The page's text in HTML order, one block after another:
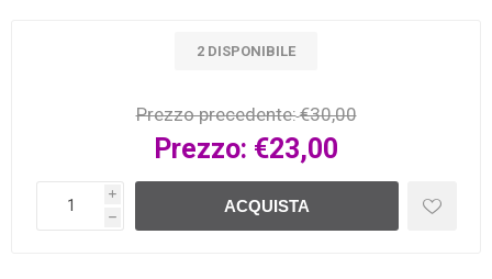
2 DISPONIBILE
Prezzo precedente:€30,00
Prezzo: €23,00
i
h
ACQUISTA